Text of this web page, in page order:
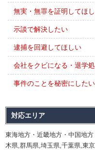
無実・無罪を証明してほ
示談で解決したい
逮捕を回避してほしい
会社をクビになる・退学
事件のことを秘密にしたい
対応エリア
東海地方・近畿地方・中国地
木県,群馬県,埼玉県,千葉県,東